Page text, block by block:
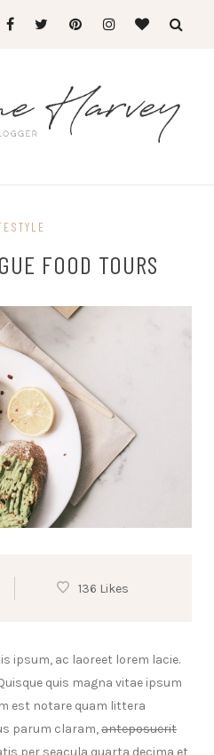
FOOD TOURS
136 Likes
ipsum, ac laoreet lorem lacie.
quis magna vitae ipsum
est notare quam littera
parum claram,anteposuerit
per seacula quarta decima et